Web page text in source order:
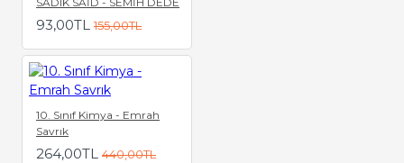
93,00TL 155,00TL
10. Sınıf Kimya - Emrah
Savrık
264,00TL 440,00TL